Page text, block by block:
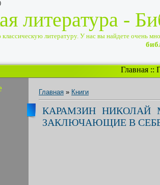
литература -
литературу. У нас вы найдете очень
Главная ::
Главная » Книги
КАРАМЗИН НИКОЛАЙ
ЗАКЛЮЧАЮЩИЕ В